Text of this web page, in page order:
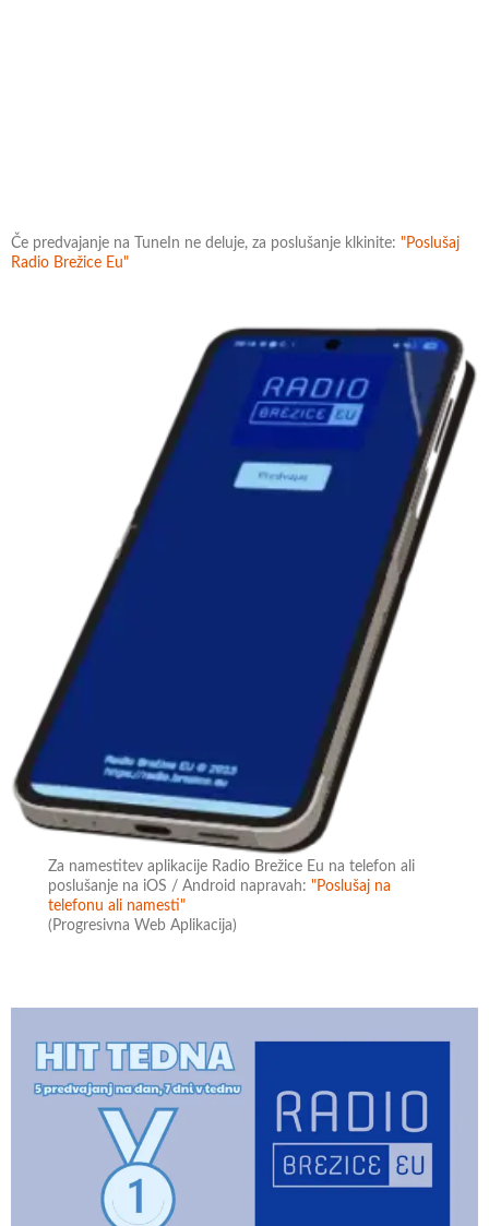
Če predvajanje na TuneIn ne deluje, za poslušanje klkinite: "Poslušaj
Radio Brežice Eu"
Za namestitev aplikacije Radio Brežice Eu na telefon ali
poslušanje na iOS / Android napravah:"Poslušaj na
telefonu ali namesti"
(Progresivna Web Aplikacija)